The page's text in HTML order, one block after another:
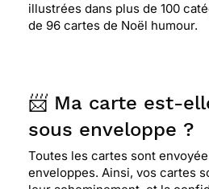
illustrées dans plus de 100
de 96 cartes de Noël humour.
📨 Ma carte est-
sous enveloppe ?
Toutes les cartes sont
enveloppes. Ainsi, vos cartes